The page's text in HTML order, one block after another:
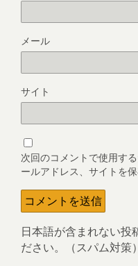
メール
サイト
次回のコメントで使用す
ールアドレス、サイトを保
日本語が含まれない投
ださい。（スパム対策）